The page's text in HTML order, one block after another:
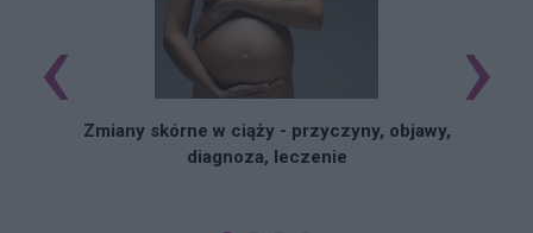
Zmiany skórne w ciąży - przyczyny, objawy,
diagnoza, leczenie
‹ ›